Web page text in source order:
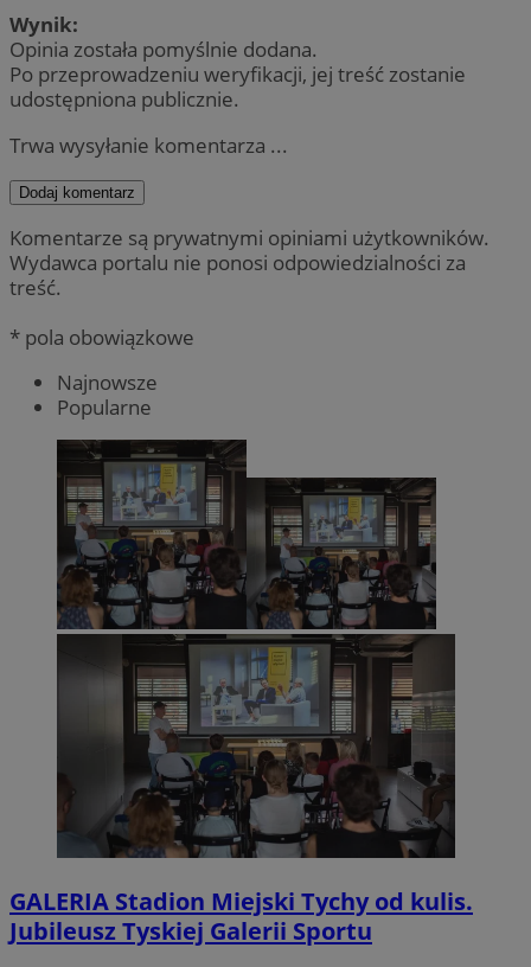
Wynik:
Opinia została pomyślnie dodana.
Po przeprowadzeniu weryfikacji, jej treść zostanie
udostępniona publicznie.
Trwa wysyłanie komentarza ...
Dodaj komentarz
Komentarze są prywatnymi opiniami użytkowników.
Wydawca portalu nie ponosi odpowiedzialności za
treść.
* pola obowiązkowe
Najnowsze
Popularne
GALERIA Stadion Miejski Tychy od kulis.
Jubileusz Tyskiej Galerii Sportu